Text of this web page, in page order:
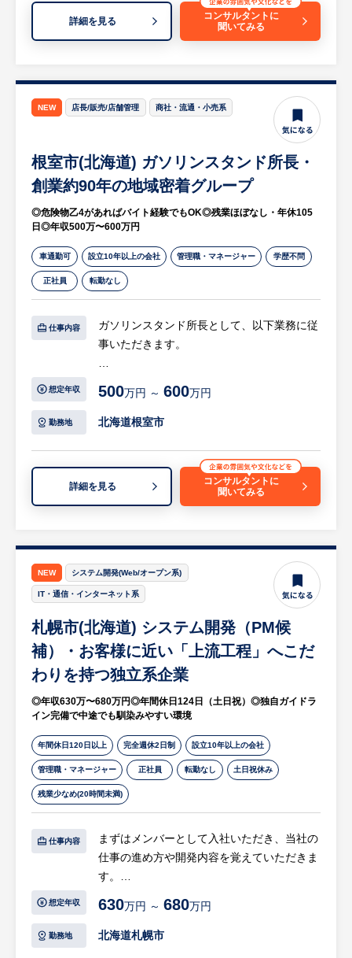
組合への出席による価格決めなど）
・各種補助金や助成金、激変緩和措置等への
※詳細は面談時にお伝えします
太平洋とオホーツク海に面した根室市は、北
方海域の豊かな水産資源を背景に、古くから
北方漁業の基地として発展してきた水産都市
夏は涼しく、冬は寒いですが、降雪量は北海
住まいと生活機能（交通・商業/医療施設
等）が近接している、コンパクトシティであ
ることも特徴で、通勤、子供の送り迎えなど
す。
詳細を見る
コンサルタントに
聞いてみる
NEW 店長/販売/店舗管理 商社・流通・小売系
根室市(北海道) ガソリンスタンド所長・
創業約90年の地域密着グループ
◎危険物乙4があればバイト経験でもOK◎残業ほぼなし・年休105
日◎年収500万〜600万円
車通勤可 設立10年以上の会社 管理職・マネージャー 学歴不問
正社員 転勤なし
仕事内容
ガソリンスタンド所長として、以下業務に従
事いただきます。
・店舗マネジメント
・車の誘導、ご案内、給与、お見送り
・洗車、オイル交換、タイヤ交換
・車両点検のご案内や車検手続き
・セルフサービス給油機の監視
【HUREX求人担当コメント】
太平洋とオホーツク海に面した根室市は、北
方海域の豊かな水産資源を背景に、古くから
北方漁業の基地として発展してきた水産都市
です。
夏は涼しく、冬は寒いですが、降雪量は北海
道の中でも比較的少ない地域です。
住まいと生活機能（交通・商業/医療施設
等）が近接している、コンパクトシティであ
ることも特徴で、通勤、子供の送り迎えなど
もしやすく、とても住みやすい生活環境で
す。
想定年収 500万円 ～ 600万円
勤務地 北海道根室市
詳細を見る
コンサルタントに
聞いてみる
NEW システム開発(Web/オープン系)
IT・通信・インターネット系
札幌市(北海道) システム開発（PM候
補）・お客様に近い「上流工程」へこだ
わりを持つ独立系企業
◎年収630万〜680万円◎年間休日124日（土日祝）◎独自ガイドラ
イン完備で中途でも馴染みやすい環境
年間休日120日以上 完全週休2日制 設立10年以上の会社
管理職・マネージャー 正社員 転勤なし 土日祝休み
残業少なめ(20時間未満)
仕事内容
まずはメンバーとして入社いただき、当社の
仕事の進め方や開発内容を覚えていただきま
す。
ていただきます。
PLとして経験を積んだのちにPMとして部下
想定年収 630万円 ～ 680万円
勤務地 北海道札幌市